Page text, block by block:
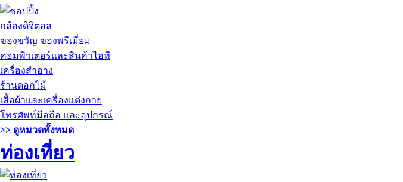
กล้องดิจิตอล
ของขวัญ ของพรีเมี่ยม
คอมพิวเตอร์และสินค้าไอที
เครื่องสำอาง
ร้านดอกไม้
เสื้อผ้าและเครื่องแต่งกาย
โทรศัพท์มือถือ และอุปกรณ์
>> ดูหมวดทั้งหมด
ท่องเที่ยว